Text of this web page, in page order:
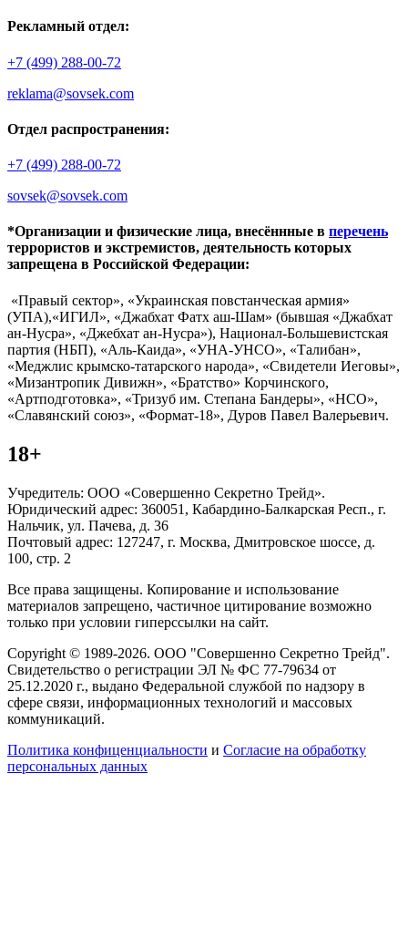
Рекламный отдел:
+7 (499) 288-00-72
reklama@sovsek.com
Отдел распространения:
+7 (499) 288-00-72
sovsek@sovsek.com
*Организации и физические лица, внесённные в перечень
террористов и экстремистов, деятельность которых
запрещена в Российской Федерации:
«Правый сектор», «Украинская повстанческая армия»
(УПА),«ИГИЛ», «Джабхат Фатх аш-Шам» (бывшая «Джабхат
ан-Нусра», «Джебхат ан-Нусра»), Национал-Большевистская
партия (НБП), «Аль-Каида», «УНА-УНСО», «Талибан»,
«Меджлис крымско-татарского народа», «Свидетели Иеговы»,
«Мизантропик Дивижн», «Братство» Корчинского,
«Артподготовка», «Тризуб им. Степана Бандеры», «НСО»,
«Славянский союз», «Формат-18», Дуров Павел Валерьевич.
18+
Учредитель: ООО «Совершенно Секретно Трейд».
Юридический адрес: 360051, Кабардино-Балкарская Респ., г.
Нальчик, ул. Пачева, д. 36
Почтовый адрес: 127247, г. Москва, Дмитровское шоссе, д.
100, стр. 2
Все права защищены. Копирование и использование
материалов запрещено, частичное цитирование возможно
только при условии гиперссылки на сайт.
Copyright © 1989-2026. ООО "Совершенно Секретно Трейд".
Свидетельство о регистрации ЭЛ № ФС 77-79634 от
25.12.2020 г., выдано Федеральной службой по надзору в
сфере связи, информационных технологий и массовых
коммуникаций.
Политика конфиценциальности и Согласие на обработку
персональных данных